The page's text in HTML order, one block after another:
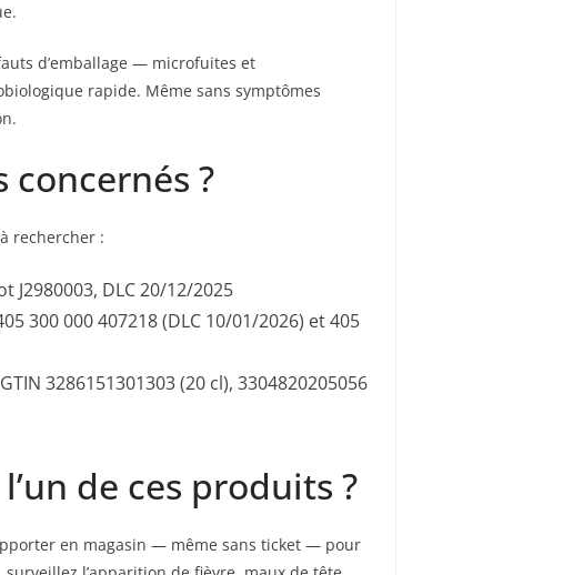
d’emballage — microfuites et
rapide. Même sans symptômes
?
rechercher :
J2980003, DLC 20/12/2025
300 000 407218 (DLC 10/01/2026) et 405
3286151301303 (20 cl), 3304820205056
de ces produits ?
en magasin — même sans ticket — pour